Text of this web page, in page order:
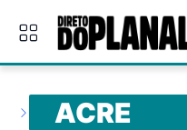
ACRE